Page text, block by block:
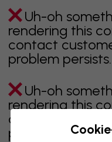
Uh-oh
rendering this
contact
problem persists.
Uh-oh
rendering this
contact
problem persists.